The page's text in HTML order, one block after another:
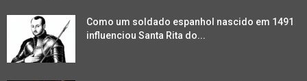
Como um soldado espanhol nascido em 1491
influenciou Santa Rita do...